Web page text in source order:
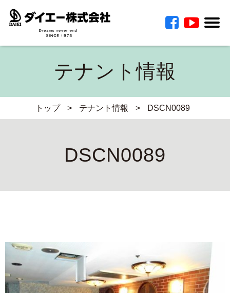
テナント情報
トップ > テナント情報 > DSCN0089
DSCN0089